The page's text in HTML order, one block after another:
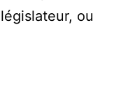
ou